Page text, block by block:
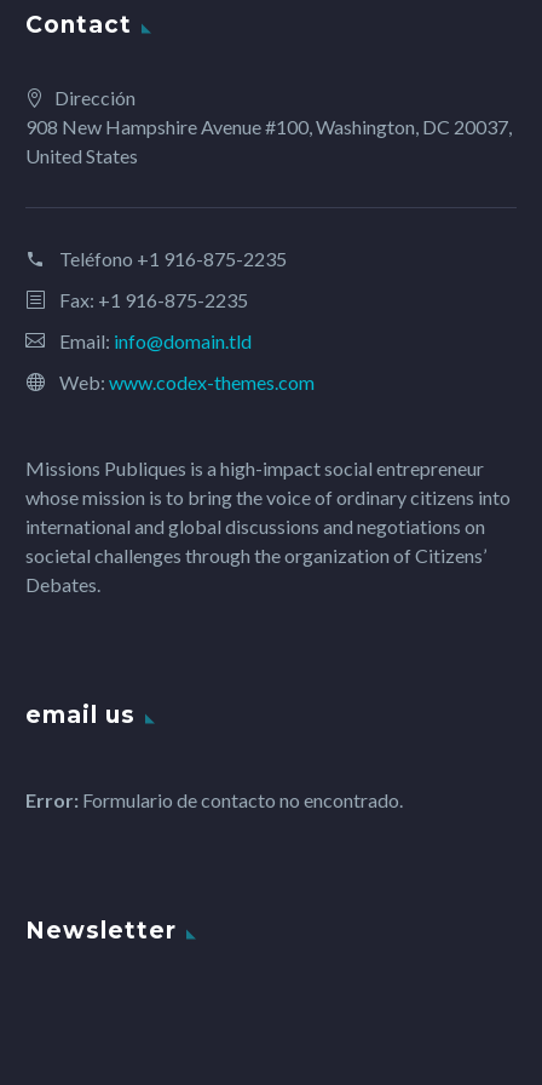
Contact
Dirección
908 New Hampshire Avenue #100, Washington, DC 20037,
United States
Teléfono +1 916-875-2235
Fax: +1 916-875-2235
Email: info@domain.tld
Web: www.codex-themes.com
Missions Publiques is a high-impact social entrepreneur
whose mission is to bring the voice of ordinary citizens into
international and global discussions and negotiations on
societal challenges through the organization of Citizens’
Debates.
email us
Error: Formulario de contacto no encontrado.
Newsletter